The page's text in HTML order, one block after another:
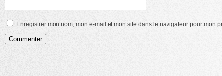
Enregistrer mon nom, mon e-mail et mon site dans le navigateur pour mon